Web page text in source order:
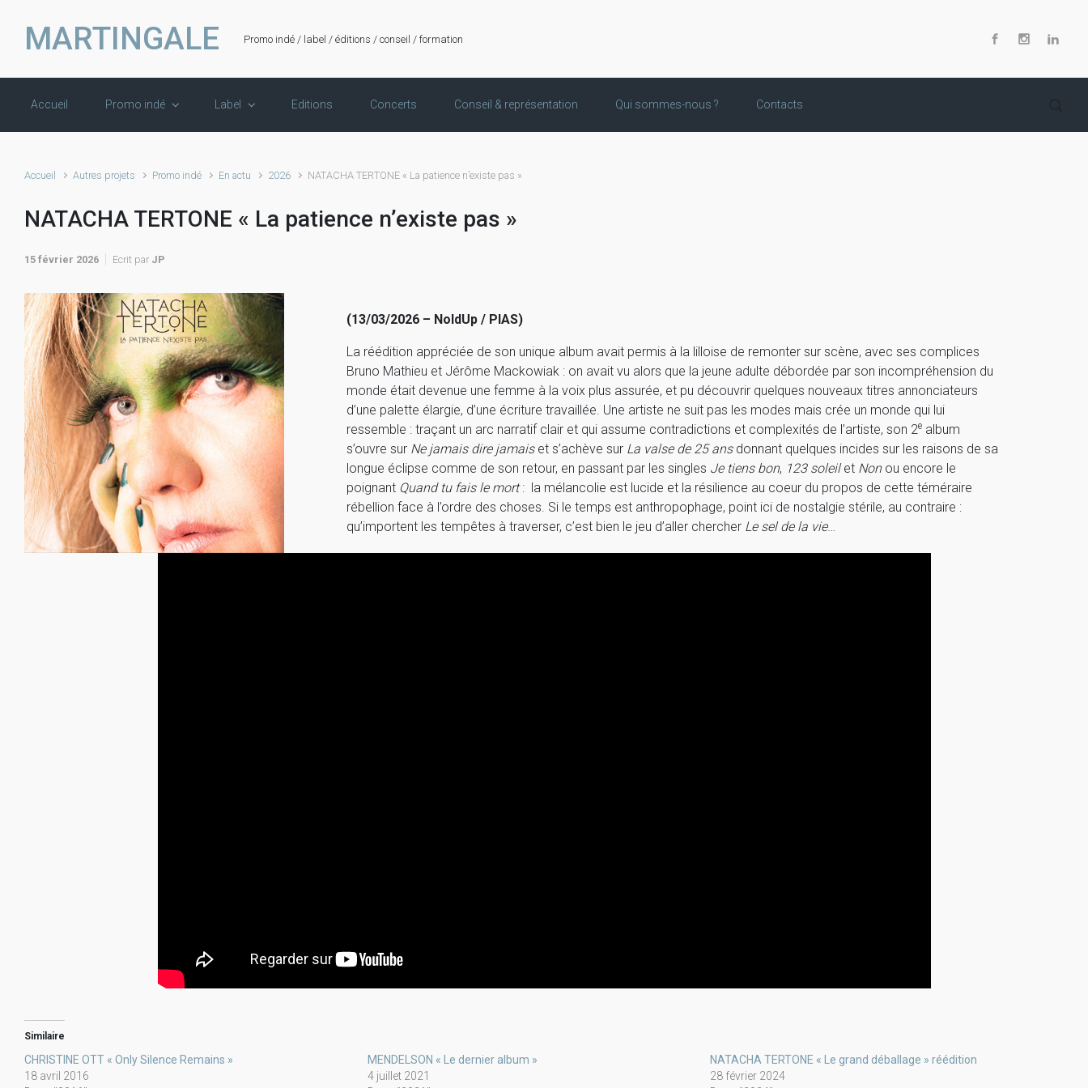
MARTINGALE Promo indé / label / éditions / conseil / formation
Accueil Promo indé Label Editions Concerts Conseil & représentation Qui sommes-nous ? Contacts
Accueil Autres projets Promo indé En actu 2026 NATACHA TERTONE « La patience n’existe pas »
NATACHA TERTONE « La patience n’existe pas »
15 février 2026 Ecrit par JP
(13/03/2026 – NoldUp / PIAS)
La réédition appréciée de son unique album avait permis à la lilloise de remonter sur scène, avec ses complices
Bruno Mathieu et Jérôme Mackowiak : on avait vu alors que la jeune adulte débordée par son incompréhension du
monde était devenue une femme à la voix plus assurée, et pu découvrir quelques nouveaux titres annonciateurs
d’une palette élargie, d’une écriture travaillée. Une artiste ne suit pas les modes mais crée un monde qui lui
ressemble : traçant un arc narratif clair et qui assume contradictions et complexités de l’artiste, son 2e album
s’ouvre sur Ne jamais dire jamaiset s’achève sur La valse de 25 ansdonnant quelques incides sur les raisons de sa
longue éclipse comme de son retour, en passant par les singles Je tiens bon, 123 soleilet Nonou encore le
poignant Quand tu fais le mort: la mélancolie est lucide et la résilience au coeur du propos de cette téméraire
rébellion face à l’ordre des choses. Si le temps est anthropophage, point ici de nostalgie stérile, au contraire :
qu’importent les tempêtes à traverser, c’est bien le jeu d’aller chercher Le sel de la vie…
Similaire
CHRISTINE OTT « Only Silence Remains »
18 avril 2016
MENDELSON « Le dernier album »
4 juillet 2021
NATACHA TERTONE « Le grand déballage » réédition
28 février 2024